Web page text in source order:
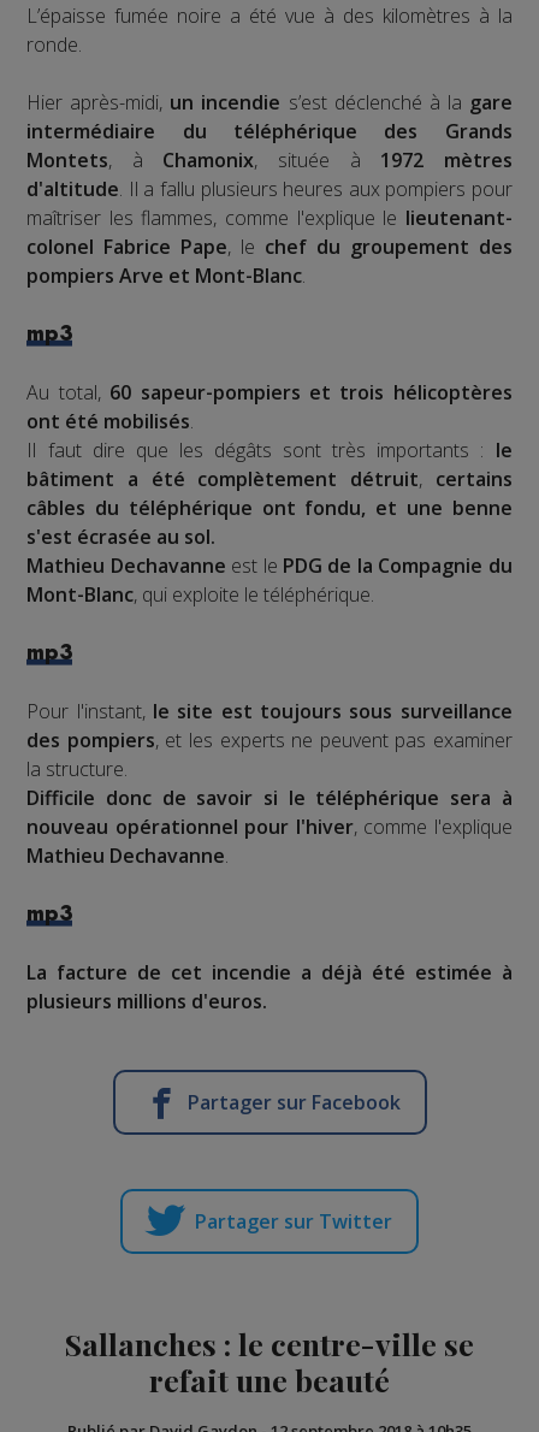
L’épaisse fumée noire a été vue à des kilomètres à la
ronde.
Hier après-midi, un incendie s’est déclenché à la gare
intermédiaire du téléphérique des Grands
Montets, à Chamonix, située à 1972 mètres
d'altitude. Il a fallu plusieurs heures aux pompiers pour
maîtriser les flammes, comme l'explique le lieutenant-
colonel Fabrice Pape, le chef du groupement des
pompiers Arve et Mont-Blanc.
mp3
Au total,60 sapeur-pompiers et trois hélicoptères
ont été mobilisés.
Il faut dire que les dégâts sont très importants : le
bâtiment a été complètement détruit, certains
câbles du téléphérique ont fondu, et une benne
s'est écrasée au sol.
Mathieu Dechavanne est le PDG de la Compagnie du
Mont-Blanc, qui exploite le téléphérique.
mp3
Pour l'instant,le site est toujours sous surveillance
des pompiers, et les experts ne peuvent pas examiner
la structure.
Difficile donc de savoir si le téléphérique sera à
nouveau opérationnel pour l'hiver, comme l'explique
Mathieu Dechavanne.
mp3
La facture de cet incendie a déjà été estimée à
plusieurs millions d'euros.
Partager sur Facebook
Partager sur Twitter
Sallanches : le centre-ville se
refait une beauté